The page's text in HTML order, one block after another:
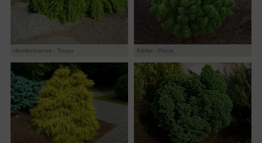
Kiefer - Pinus
Hemlocktanne - Tsuga